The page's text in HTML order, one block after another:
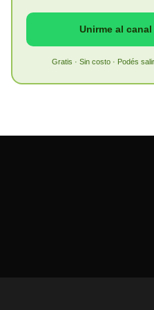
Unirme al
Gratis · Sin costo · Podés